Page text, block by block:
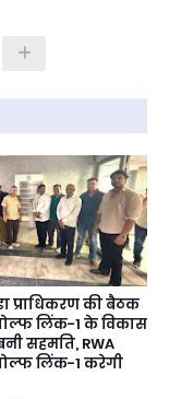
प्राधिकरण की बैठक
लिंक-1 के विकास
सहमति, RWA
लिंक-1 करेगी